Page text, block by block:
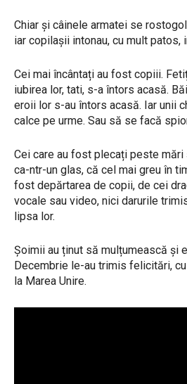
Chiar și câinele armatei se
iar copilașii intonau, cu mult patos,
Cei mai încântați au fost copiii.
iubirea lor, tati, s-a întors acasă.
eroii lor s-au întors acasă. Iar unii
calce pe urme. Sau să se facă
Cei care au fost plecați peste
ca-ntr-un glas, că cel mai greu în
fost depărtarea de copii, de cei
vocale sau video, nici darurile
lipsa lor.
Șoimii au ținut să mulțumească și
Decembrie le-au trimis felicitări,
la Marea Unire.